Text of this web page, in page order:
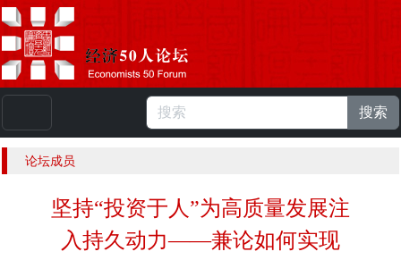
人 |English
搜索
论坛成员
坚持“投资于人”为高质量发展注
入持久动力——兼论如何实现